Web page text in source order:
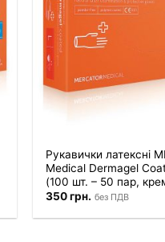
Рукавички латексні
Medical Dermagel
(100 шт. – 50 пар,
350грн. без ПДВ